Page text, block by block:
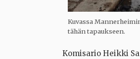
Kuvassa
tähän tapaukseen.
Komisario Heikki